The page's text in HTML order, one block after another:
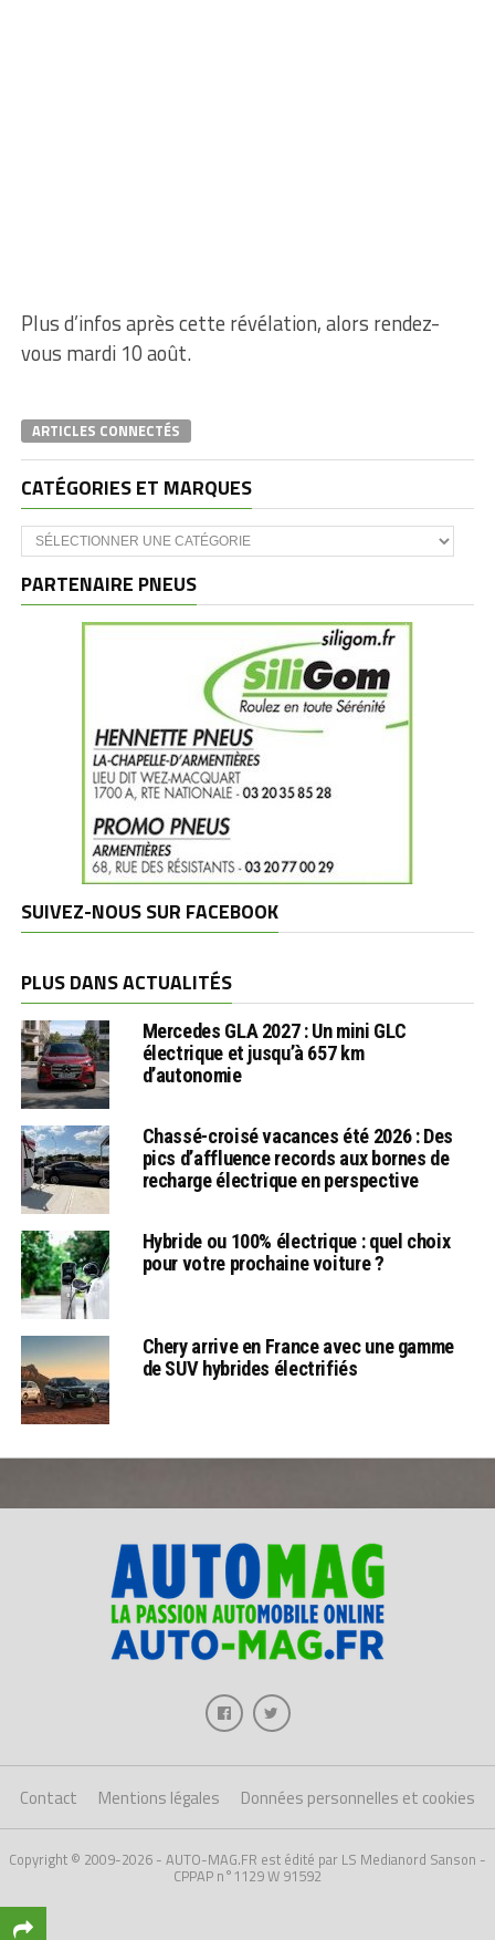
Plus d’infos après cette révélation, alors rendez-
vous mardi 10 août.
ARTICLES CONNECTÉS
CATÉGORIES ET MARQUES
Catégories
et
PARTENAIRE PNEUS
SUIVEZ-NOUS SUR FACEBOOK
PLUS DANS ACTUALITÉS
Mercedes GLA 2027 : Un mini GLC
électrique et jusqu’à 657 km
d’autonomie
Chassé-croisé vacances été 2026 : Des
pics d’affluence records aux bornes de
recharge électrique en perspective
Hybride ou 100% électrique : quel choix
pour votre prochaine voiture ?
Chery arrive en France avec une gamme
de SUV hybrides électrifiés
Contact Mentions légales Données personnelles et cookies
Copyright © 2009-2026 - AUTO-MAG.FR est édité par LS Medianord Sanson -
CPPAP n°1129 W 91592